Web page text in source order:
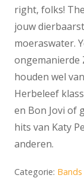
right, folks!
jouw
moeraswater.
ongemanierde
houden wel
Herbeleef
en Bon Jovi of
hits van Katy
anderen.
Categorie: Bands